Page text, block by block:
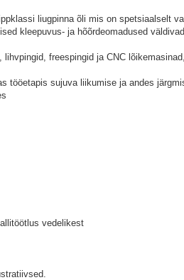
liugpinna õli mis on spetsiaalselt
kleepuvus- ja hõõrdeomadused
freespingid ja CNC
tööetapis sujuva liikumise ja andes
vedelikest